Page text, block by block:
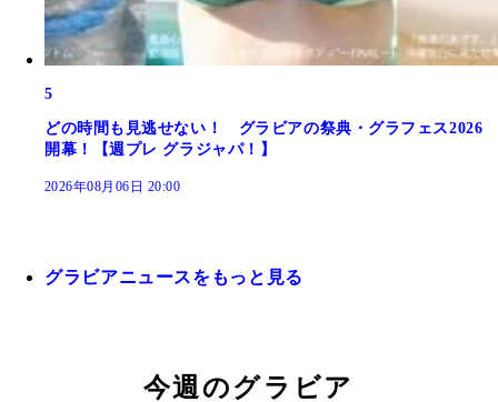
5
どの時間も見逃せない！ グラビアの祭典・グラフェス2026
開幕！【週プレ グラジャパ！】
2026年08月06日 20:00
グラビアニュースをもっと見る
今週のグラビア